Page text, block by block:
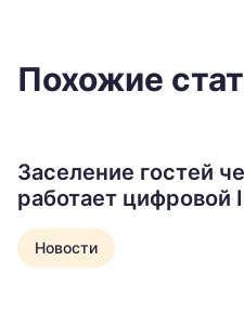
Похожие
Заселение гостей
работает цифровой
Новости